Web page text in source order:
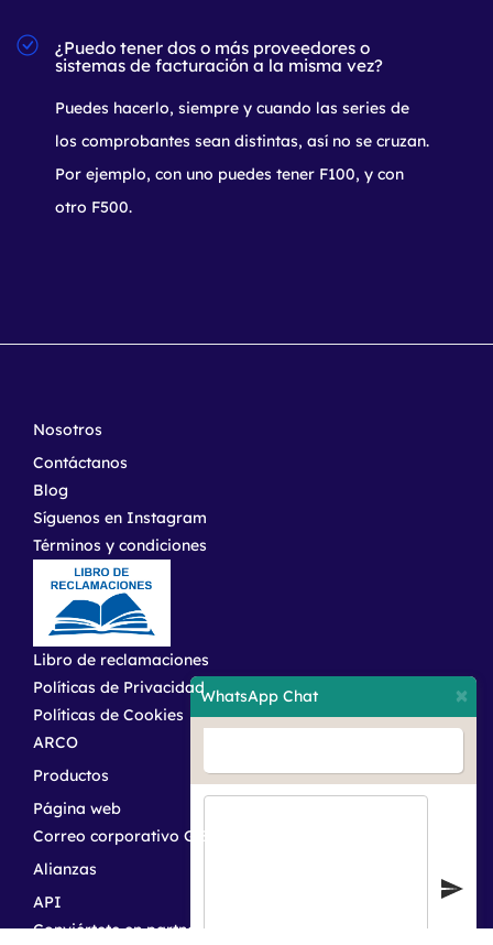
¿Puedo tener dos o más proveedores o
sistemas de facturación a la misma vez?
Puedes hacerlo, siempre y cuando las series de
los comprobantes sean distintas, así no se cruzan.
Por ejemplo, con uno puedes tener F100, y con
otro F500.
WhatsApp Chat ×
Nosotros
Contáctanos
Blog
Síguenos en Instagram
Términos y condiciones
Libro de reclamaciones
Políticas de Privacidad
Políticas de Cookies
ARCO
Productos
Página web
Correo corporativo G Suite
Alianzas
API
Conviértete en partner